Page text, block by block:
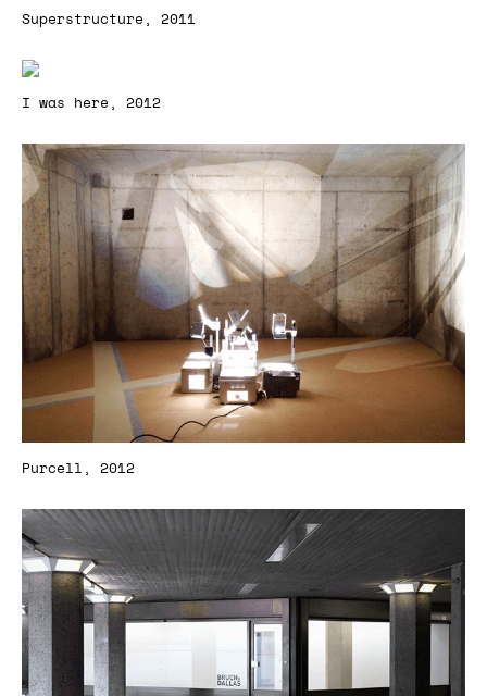
Superstructure, 2011
I was here, 2012
Purcell, 2012